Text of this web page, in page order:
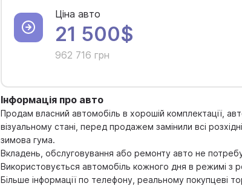
Ціна авто
21 500$
962 716 грн
Інформація про авто
Продам власний автомобіль в хорошій комплектації,
візуальному стані, перед продажем замінили всі
зимова гума.
Вкладень, обслуговування або ремонту авто не
Використовується автомобіль кожного дня в режимі з
Більше інформації по телефону, реальному покупцеві